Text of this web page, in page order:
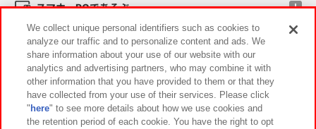
スマホ・PCであそぶ
イベント・キャンペーン
関連会社 サステナビリティ サイトポリシー
We collect unique personal identifiers such as cookies to
analyze our traffic and to personalize content and ads. We
share information about your use of our website with our
analytics and advertising partners, who may combine it with
other information that you have provided to them or that they
have collected from your use of their services. Please click
" here" to see more details about how we use cookies and
the retention period of each cookie. You have the right to opt